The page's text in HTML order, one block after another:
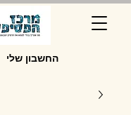
החשבון שלי